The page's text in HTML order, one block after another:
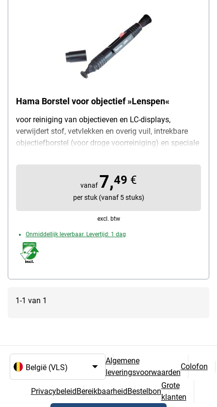
Hama Borstel voor objectief »Lenspen«
voor reiniging van objectieven en LC-displays,
verwijdert stof, vetvlekken en overig vuil, intrekbare
objectiefborstel (voor droge voorreiniging) en speciale
niet uit, stift met houder, kleur: zwart
vanaf 7,49 €
per stuk (vanaf 5 stuks)
excl. btw
Onmiddellijk leverbaar. Levertijd: 1 dag
1-1 van 1
Algemene
leveringsvoorwaarden
Colofon
Privacybeleid Bereikbaarheid Bestelbon
Grote
klanten